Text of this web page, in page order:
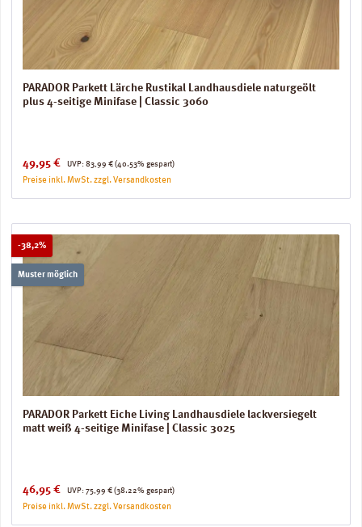
PARADOR Parkett Lärche Rustikal Landhausdiele naturgeölt
plus 4-seitige Minifase | Classic 3060
Verkaufspreis:
49,95 € UVP:
Regulärer Preis:
83,99 € (40.53% gespart)
Preise inkl. MwSt. zzgl. Versandkosten
-38,2%Rabatt
Muster möglich
PARADOR Parkett Eiche Living Landhausdiele lackversiegelt
matt weiß 4-seitige Minifase | Classic 3025
Verkaufspreis:
46,95 € UVP:
Regulärer Preis:
75,99 € (38.22% gespart)
Preise inkl. MwSt. zzgl. Versandkosten